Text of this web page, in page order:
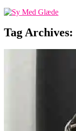
Tag Archives: